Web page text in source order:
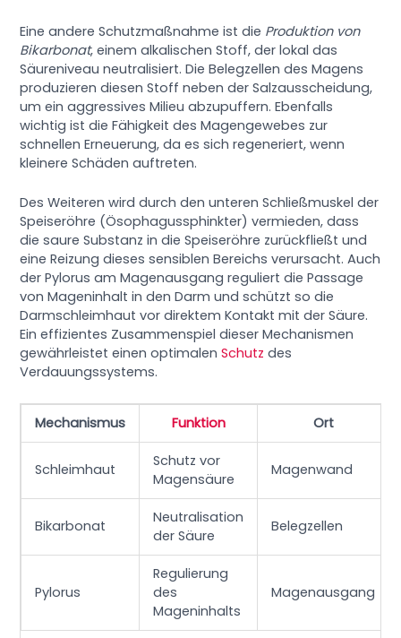
Eine andere Schutzmaßnahme ist die Produktion von
Bikarbonat, einem alkalischen Stoff, der lokal das
Säureniveau neutralisiert. Die Belegzellen des Magens
produzieren diesen Stoff neben der Salzausscheidung,
um ein aggressives Milieu abzupuffern. Ebenfalls
wichtig ist die Fähigkeit des Magengewebes zur
schnellen Erneuerung, da es sich regeneriert, wenn
kleinere Schäden auftreten.
Des Weiteren wird durch den unteren Schließmuskel der
Speiseröhre (Ösophagussphinkter) vermieden, dass
die saure Substanz in die Speiseröhre zurückfließt und
eine Reizung dieses sensiblen Bereichs verursacht. Auch
der Pylorus am Magenausgang reguliert die Passage
von Mageninhalt in den Darm und schützt so die
Darmschleimhaut vor direktem Kontakt mit der Säure.
Ein effizientes Zusammenspiel dieser Mechanismen
gewährleistet einen optimalenSchutz des
Verdauungssystems.
Mechanismus Funktion Ort
Schleimhaut
Schutz vor
Magensäure
Magenwand
Bikarbonat
Neutralisation
der Säure
Belegzellen
Pylorus
Regulierung
des
Mageninhalts
Magenausgang